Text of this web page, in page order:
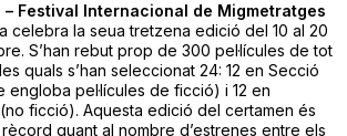
Opinió
Llibres
La Llista
– Festival Internacional de Migmetratges
celebra la seua tretzena edició del 10 al 20
S’han rebut prop de 300 pel·lícules de tot
quals s’han seleccionat 24: 12 en Secció
engloba pel·lícules de ficció) i 12 en
ficció). Aquesta edició del certamen és
quant al nombre d’estrenes entre els